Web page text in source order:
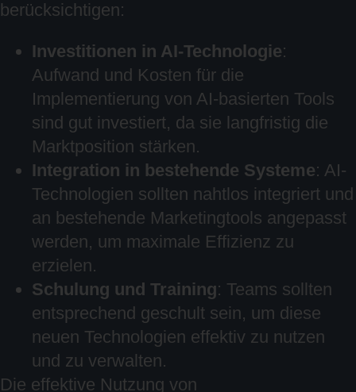
berücksichtigen:
Investitionen in AI-Technologie:
Aufwand und Kosten für die
Implementierung von AI-basierten Tools
sind gut investiert, da sie langfristig die
Marktposition stärken.
Integration in bestehende Systeme: AI-
Technologien sollten nahtlos integriert und
an bestehende Marketingtools angepasst
werden, um maximale Effizienz zu
erzielen.
Schulung und Training: Teams sollten
entsprechend geschult sein, um diese
neuen Technologien effektiv zu nutzen
und zu verwalten.
Die effektive Nutzung von